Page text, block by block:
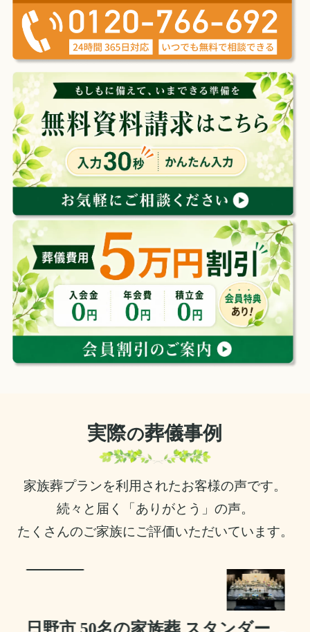
実際の葬儀事例
家族葬プランを利用されたお客様の声です。
続々と届く「ありがとう」の声。
たくさんのご家族にご評価いただいています。